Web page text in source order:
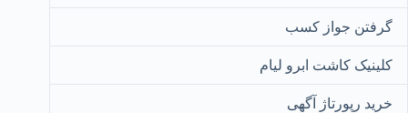
گرفتن جواز کسب
کلینیک کاشت ابرو لیام
خرید رپورتاژ آگهی